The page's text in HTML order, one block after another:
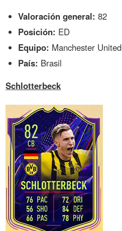
Valoración general: 82
Posición: ED
Equipo: Manchester United
País: Brasil
Schlotterbeck